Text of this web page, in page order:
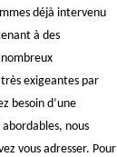
déjà intervenu
à des
exigeantes par
besoin d’une
nous
vous adresser. Pour